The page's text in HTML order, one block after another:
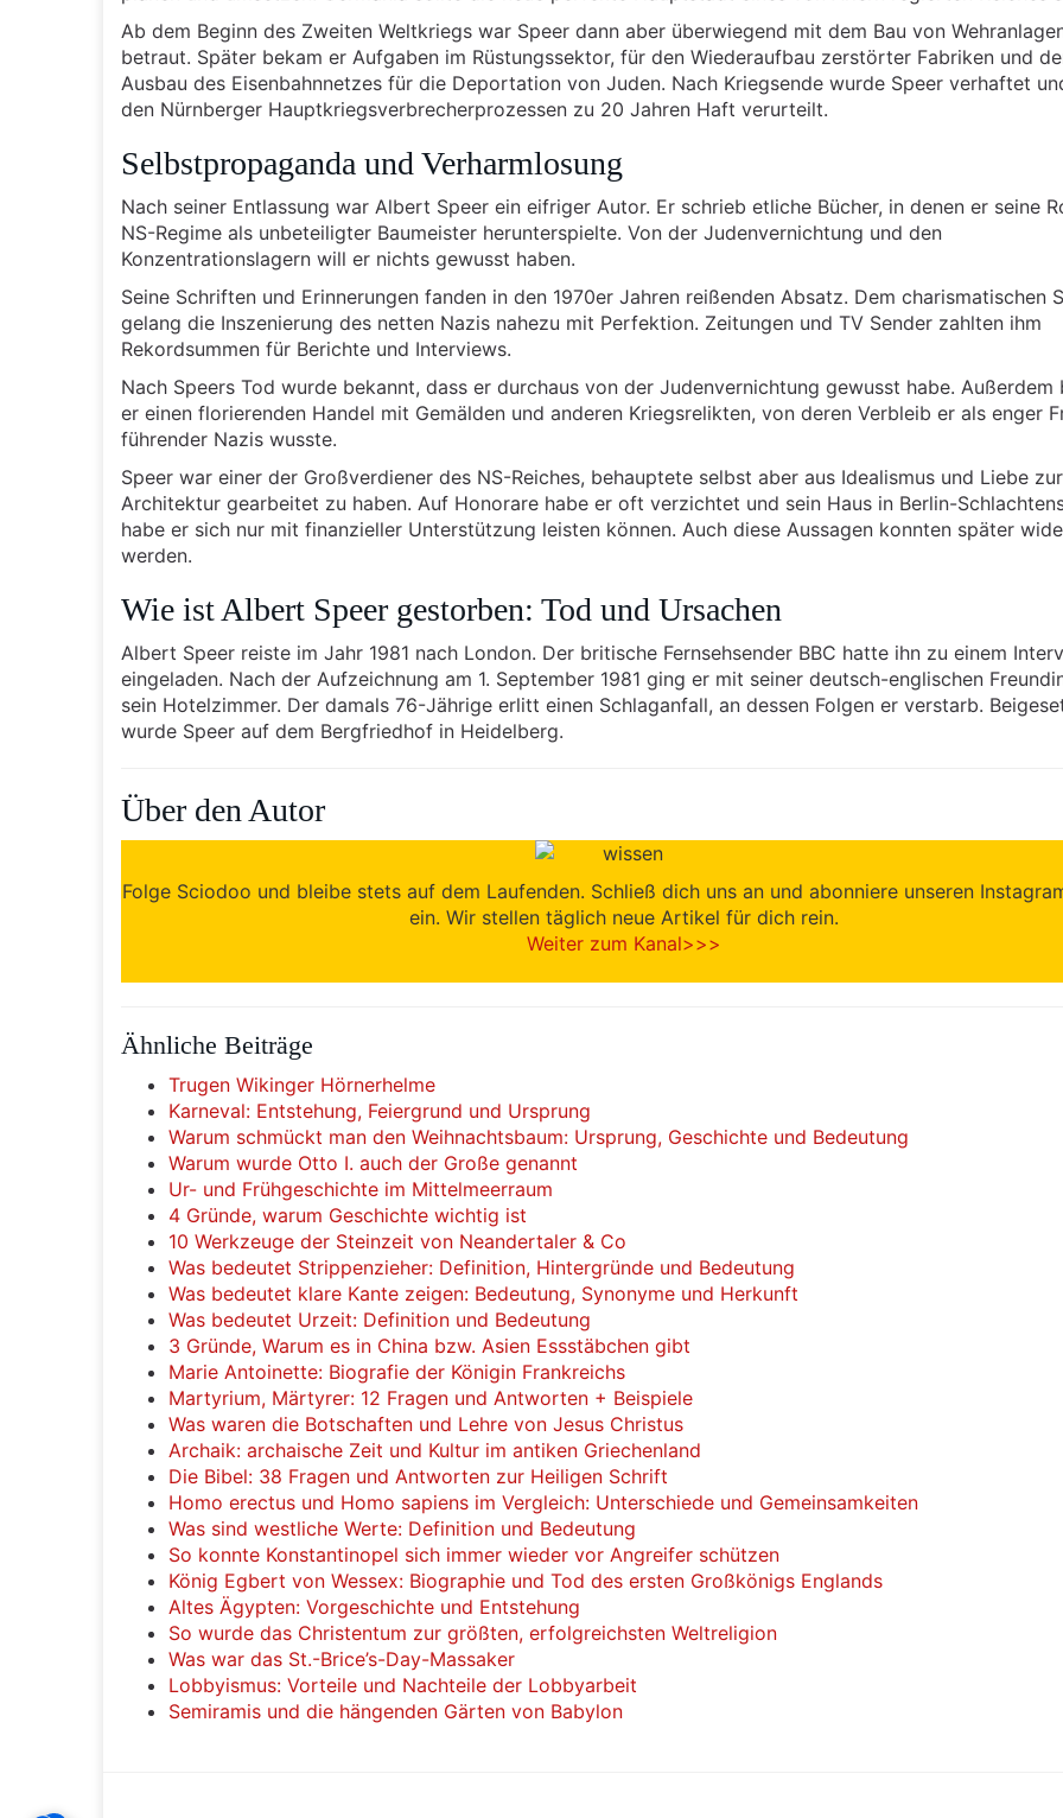
Ab dem Beginn des Zweiten Weltkriegs war Speer dann aber überwiegend mit dem Bau von
betraut. Später bekam er Aufgaben im Rüstungssektor, für den Wiederaufbau zerstörter Fabriken und
Ausbau des Eisenbahnnetzes für die Deportation von Juden. Nach Kriegsende wurde Speer verhaftet
den Nürnberger Hauptkriegsverbrecherprozessen zu 20 Jahren Haft verurteilt.
Selbstpropaganda und Verharmlosung
Nach seiner Entlassung war Albert Speer ein eifriger Autor. Er schrieb etliche Bücher, in denen er seine
NS-Regime als unbeteiligter Baumeister herunterspielte. Von der Judenvernichtung und den
Konzentrationslagern will er nichts gewusst haben.
Seine Schriften und Erinnerungen fanden in den 1970er Jahren reißenden Absatz. Dem charismatischen
gelang die Inszenierung des netten Nazis nahezu mit Perfektion. Zeitungen und TV Sender zahlten ihm
Rekordsummen für Berichte und Interviews.
Nach Speers Tod wurde bekannt, dass er durchaus von der Judenvernichtung gewusst habe. Außerdem
er einen florierenden Handel mit Gemälden und anderen Kriegsrelikten, von deren Verbleib er als enger
führender Nazis wusste.
Speer war einer der Großverdiener des NS-Reiches, behauptete selbst aber aus Idealismus und Liebe zur
Architektur gearbeitet zu haben. Auf Honorare habe er oft verzichtet und sein Haus in Berlin-
habe er sich nur mit finanzieller Unterstützung leisten können. Auch diese Aussagen konnten später
werden.
Wie ist Albert Speer gestorben: Tod und Ursachen
Albert Speer reiste im Jahr 1981 nach London. Der britische Fernsehsender BBC hatte ihn zu einem
eingeladen. Nach der Aufzeichnung am 1. September 1981 ging er mit seiner deutsch-englischen
sein Hotelzimmer. Der damals 76-Jährige erlitt einen Schlaganfall, an dessen Folgen er verstarb.
wurde Speer auf dem Bergfriedhof in Heidelberg.
Über den Autor
Folge Sciodoo und bleibe stets auf dem Laufenden. Schließ dich uns an und abonniere unseren
ein. Wir stellen täglich neue Artikel für dich rein.
Weiter zum Kanal>>>
Ähnliche Beiträge
Trugen Wikinger Hörnerhelme
Karneval: Entstehung, Feiergrund und Ursprung
Warum schmückt man den Weihnachtsbaum: Ursprung, Geschichte und Bedeutung
Warum wurde Otto I. auch der Große genannt
Ur- und Frühgeschichte im Mittelmeerraum
4 Gründe, warum Geschichte wichtig ist
10 Werkzeuge der Steinzeit von Neandertaler & Co
Was bedeutet Strippenzieher: Definition, Hintergründe und Bedeutung
Was bedeutet klare Kante zeigen: Bedeutung, Synonyme und Herkunft
Was bedeutet Urzeit: Definition und Bedeutung
3 Gründe, Warum es in China bzw. Asien Essstäbchen gibt
Marie Antoinette: Biografie der Königin Frankreichs
Martyrium, Märtyrer: 12 Fragen und Antworten + Beispiele
Was waren die Botschaften und Lehre von Jesus Christus
Archaik: archaische Zeit und Kultur im antiken Griechenland
Die Bibel: 38 Fragen und Antworten zur Heiligen Schrift
Homo erectus und Homo sapiens im Vergleich: Unterschiede und Gemeinsamkeiten
Was sind westliche Werte: Definition und Bedeutung
So konnte Konstantinopel sich immer wieder vor Angreifer schützen
König Egbert von Wessex: Biographie und Tod des ersten Großkönigs Englands
Altes Ägypten: Vorgeschichte und Entstehung
So wurde das Christentum zur größten, erfolgreichsten Weltreligion
Was war das St.-Brice’s-Day-Massaker
Lobbyismus: Vorteile und Nachteile der Lobbyarbeit
Semiramis und die hängenden Gärten von Babylon